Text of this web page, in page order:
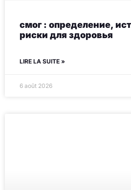
смог : определение,
риски для здоровья
LIRE LA SUITE »
6 août 2026